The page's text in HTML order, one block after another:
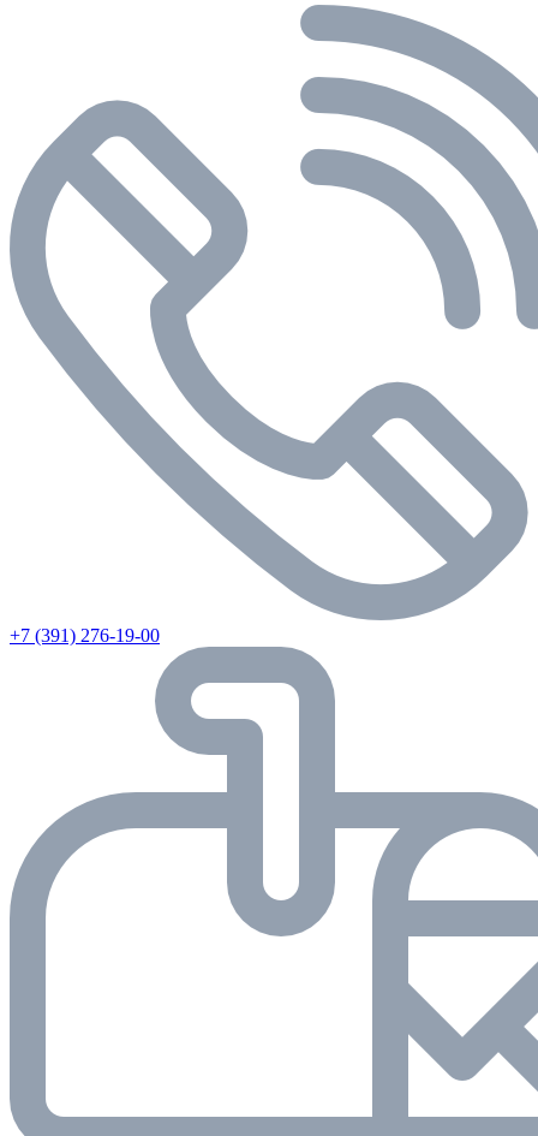
+7 (391) 276-19-00